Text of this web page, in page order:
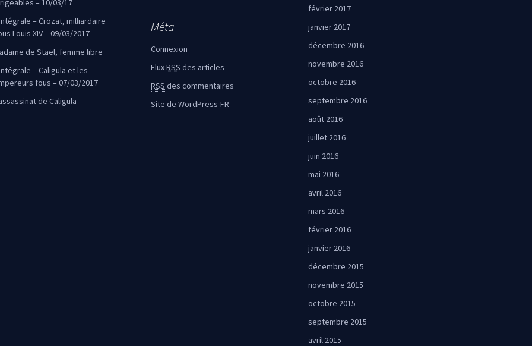
– 10/03/17
– Crozat, milliardaire
Louis XIV – 09/03/2017
de Staël, femme libre
– Caligula et les
fous – 07/03/2017
de Caligula
février 2017
janvier 2017
décembre 2016
novembre 2016
octobre 2016
septembre 2016
août 2016
juillet 2016
juin 2016
mai 2016
avril 2016
mars 2016
février 2016
janvier 2016
décembre 2015
novembre 2015
octobre 2015
septembre 2015
avril 2015
Méta
Connexion
FluxRSS des articles
RSS des commentaires
Site de WordPress-FR